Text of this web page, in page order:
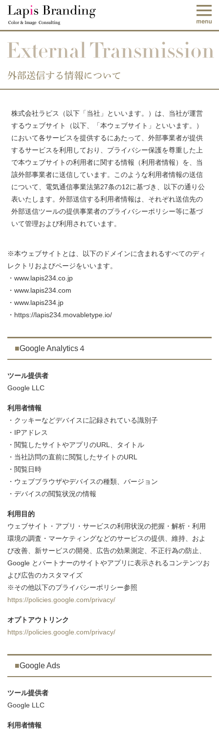
外部送信する情報について | Lapis
株式会社ラピス（以下「当社」といいます。）は、当社が運営
するウェブサイト（以下、「本ウェブサイト」といいます。）
において各サービスを提供するにあたって、外部事業者が提供
するサービスを利用しており、プライバシー保護を尊重した上
で本ウェブサイトの利用者に関する情報（利用者情報）を、当
該外部事業者に送信しています。このような利用者情報の送信
について、電気通信事業法第27条の12に基づき、以下の通り公
表いたします。外部送信する利用者情報は、それぞれ送信先の
外部送信ツールの提供事業者のプライバシーポリシー等に基づ
いて管理および利用されています。
※本ウェブサイトとは、以下のドメインに含まれるすべてのディ
レクトリおよびページをいいます。
・www.lapis234.co.jp
・www.lapis234.com
・www.lapis234.jp
・https://lapis234.movabletype.io/
Google Analytics４
ツール提供者
Google LLC
利用者情報
・クッキーなどデバイスに記録されている識別子
・IPアドレス
・閲覧したサイトやアプリのURL、タイトル
・当社訪問の直前に閲覧したサイトのURL
・閲覧日時
・ウェブブラウザやデバイスの種類、バージョン
・デバイスの閲覧状況の情報
利用目的
ウェブサイト・アプリ・サービスの利用状況の把握・解析・利用
環境の調査・マーケティングなどのサービスの提供、維持、およ
び改善、新サービスの開発、広告の効果測定、不正行為の防止、
Google とパートナーのサイトやアプリに表示されるコンテンツお
よび広告のカスタマイズ
※その他以下のプライバシーポリシー参照
https://policies.google.com/privacy/
オプトアウトリンク
https://policies.google.com/privacy/
Google Ads
ツール提供者
Google LLC
利用者情報